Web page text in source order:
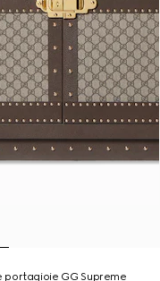
portagioie GG Supreme